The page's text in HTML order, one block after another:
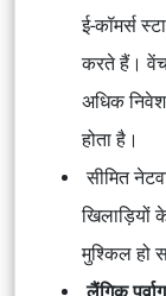
ई-कॉमर्स
करते हैं।
अधिक
होता है।
सीमित
खिलाड़ियों
मुश्किल हो